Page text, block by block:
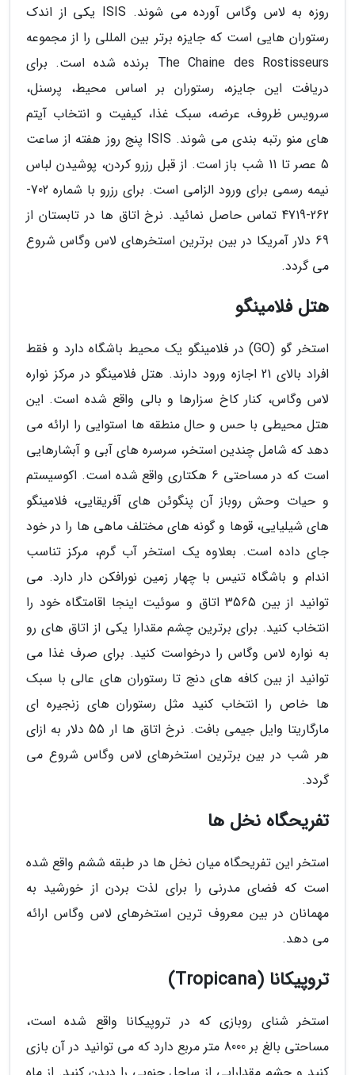
روزه به لاس وگاس آورده می شوند. ISIS یکی از اندک
رستوران هایی است که جایزه برتر بین المللی را از مجموعه
The Chaine des Rostisseurs برنده شده است. برای
دریافت این جایزه، رستوران بر اساس محیط، پرسنل،
سرویس ظروف، عرضه، سبک غذا، کیفیت و انتخاب آیتم
های منو رتبه بندی می شوند. ISIS پنج روز هفته از ساعت
5 عصر تا 11 شب باز است. از قبل رزرو کردن، پوشیدن لباس
نیمه رسمی برای ورود الزامی است. برای رزرو با شماره 702-
262-4719 تماس حاصل نمائید. نرخ اتاق ها در تابستان از
69 دلار آمریکا در بین برترین استخرهای لاس وگاس شروع
می گردد.
هتل فلامینگو
استخر گو (GO) در فلامینگو یک محیط باشگاه دارد و فقط
افراد بالای 21 اجازه ورود دارند. هتل فلامینگو در مرکز نواره
لاس وگاس، کنار کاخ سزارها و بالی واقع شده است. این
هتل محیطی با حس و حال منطقه ها استوایی را ارائه می
دهد که شامل چندین استخر، سرسره های آبی و آبشارهایی
است که در مساحتی 6 هکتاری واقع شده است. اکوسیستم
و حیات وحش روباز آن پنگوئن های آفریقایی، فلامینگو
های شیلیایی، قوها و گونه های مختلف ماهی ها را در خود
جای داده است. بعلاوه یک استخر آب گرم، مرکز تناسب
اندام و باشگاه تنیس با چهار زمین نورافکن دار دارد. می
توانید از بین 3565 اتاق و سوئیت اینجا اقامتگاه خود را
انتخاب کنید. برای برترین چشم مقدارا یکی از اتاق های رو
به نواره لاس وگاس را درخواست کنید. برای صرف غذا می
توانید از بین کافه های دنج تا رستوران های عالی با سبک
ها خاص را انتخاب کنید مثل رستوران های زنجیره ای
مارگاریتا وایل جیمی بافت. نرخ اتاق ها ار 55 دلار به ازای
هر شب در بین برترین استخرهای لاس وگاس شروع می
گردد.
تفریحگاه نخل ها
استخر این تفریحگاه میان نخل ها در طبقه ششم واقع شده
است که فضای مدرنی را برای لذت بردن از خورشید به
مهمانان در بین معروف ترین استخرهای لاس وگاس ارائه
می دهد.
تروپیکانا (Tropicana)
استخر شنای روبازی که در تروپیکانا واقع شده است،
مساحتی بالغ بر 8000 متر مربع دارد که می توانید در آن بازی